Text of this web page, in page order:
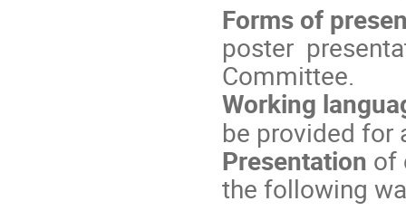
Forms of
poster
Committee.
Working
be provided for
Presentation of
the following